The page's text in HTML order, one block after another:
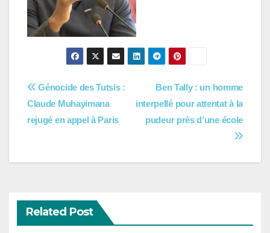
Navigation
de
Ben Tally : un homme
interpellé pour attentat à la
pudeur près d’une école
Génocide des Tutsis :
Claude Muhayimana
rejugé en appel à Paris
Related Post